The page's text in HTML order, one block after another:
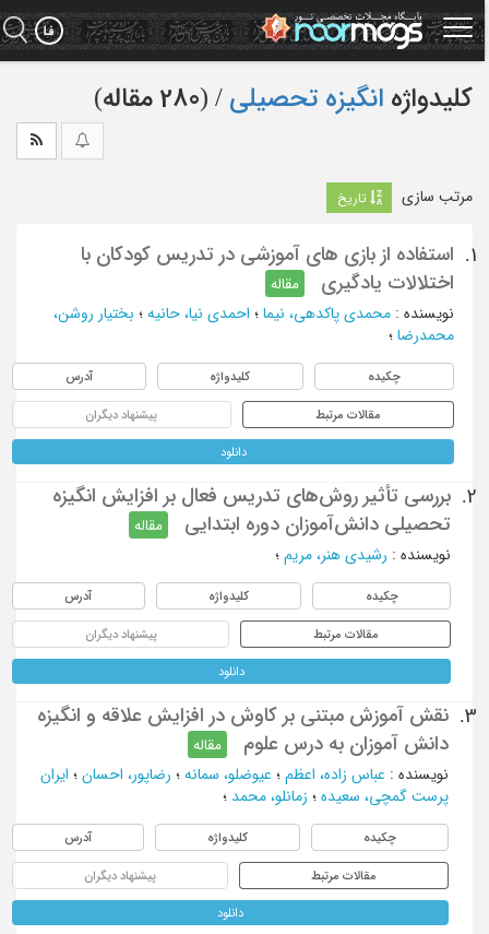
کلیدواژه انگیزه تحصیلی ‏/ (280 مقاله)
مرتب سازی تاریخ
1.
استفاده از بازی های آموزشی در تدریس کودکان با
اختلالات یادگیری
مقاله
نویسنده: محمدی پاکدهی، نیما؛ احمدی نیا، حانیه؛ بختیار روشن،
محمدرضا؛
چکیده کلیدواژه آدرس
مقالات مرتبط پیشنهاد دیگران
دانلود
2.
بررسی تأثیر روش‌های تدریس فعال بر افزایش انگیزه
تحصیلی دانش‌آموزان دوره ابتدایی
مقاله
نویسنده: رشیدی هنر، مریم؛
چکیده کلیدواژه آدرس
مقالات مرتبط پیشنهاد دیگران
دانلود
3.
نقش آموزش مبتنی بر کاوش در افزایش علاقه و انگیزه
دانش آموزان به درس علوم
مقاله
نویسنده: عباس زاده، اعظم؛ عیوضلو، سمانه؛ رضاپور، احسان؛ ایران
پرست گمچی، سعیده؛ زمانلو، محمد؛
چکیده کلیدواژه آدرس
مقالات مرتبط پیشنهاد دیگران
دانلود